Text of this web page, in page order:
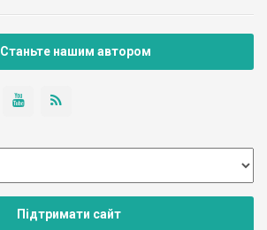
Станьте нашим автором
Підтримати сайт